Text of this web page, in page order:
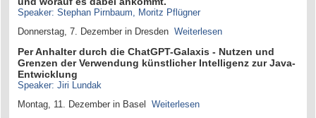
Speaker: Stephan Pirnbaum, Moritz Pflügner
Donnerstag, 7. Dezember in Dresden Weiterlesen
Per Anhalter durch die ChatGPT-Galaxis - Nutzen und
Grenzen der Verwendung künstlicher Intelligenz zur Java-
Entwicklung
Speaker: Jiri Lundak
Montag, 11. Dezember in Basel Weiterlesen